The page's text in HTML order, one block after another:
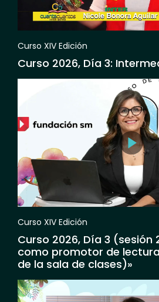
Curso XIV Edición
Curso 2026, Día 3:
Curso XIV Edición
Curso 2026, Día 3 (sesión
como promotor de
de la sala de clases)»